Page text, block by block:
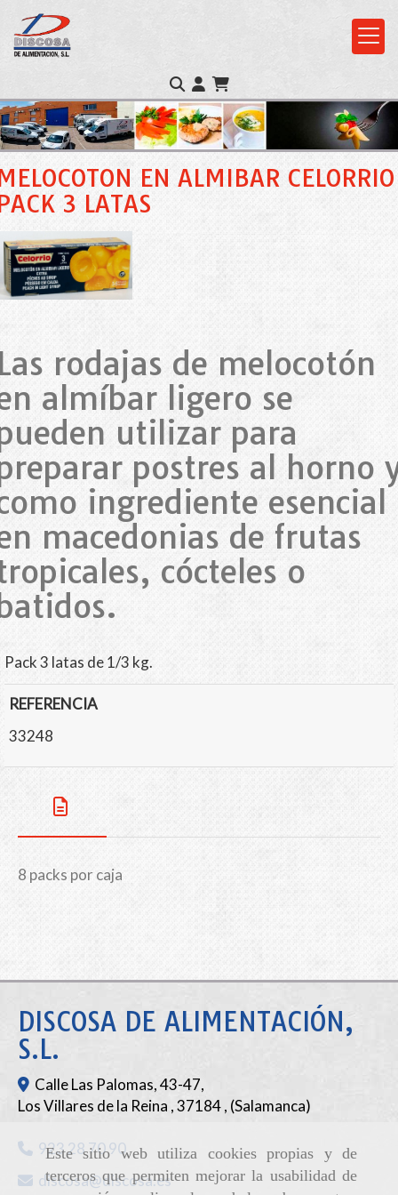
Este sitio web utiliza cookies propias y de
terceros que permiten mejorar la usabilidad de
EN ALMIBAR CELORRIO
3 LATAS
rodajas de melocotón
almíbar ligero se
utilizar para
postres al horno
ingrediente esencial
macedonias de frutas
cócteles o
Pack 3 latas de 1/3 kg.
REFERENCIA
33248
8 packs por caja
DISCOSA DE ALIMENTACIÓN,
S.L.
Calle Las Palomas, 43-47,
Los Villares de la Reina ,37184, (Salamanca)
923 28 70 90
discosa
discosa.es